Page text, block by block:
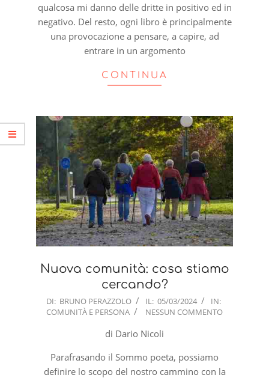
qualcosa mi danno delle dritte in positivo ed in
negativo. Del resto, ogni libro è principalmente
una provocazione a pensare, a capire, ad
entrare in un argomento
CONTINUA
Nuova comunità: cosa stiamo
cercando?
2024-
03-
DI: BRUNO PERAZZOLO IL: 05/03/2024
IN:
COMUNITÀ E PERSONA
NESSUN COMMENTO
di Dario Nicoli
Parafrasando il Sommo poeta, possiamo
definire lo scopo del nostro cammino con la